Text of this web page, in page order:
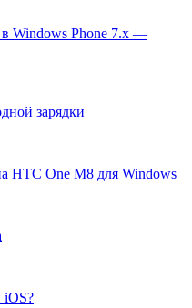
Windows Phone 7.x —
зарядки
HTC One M8 для Windows